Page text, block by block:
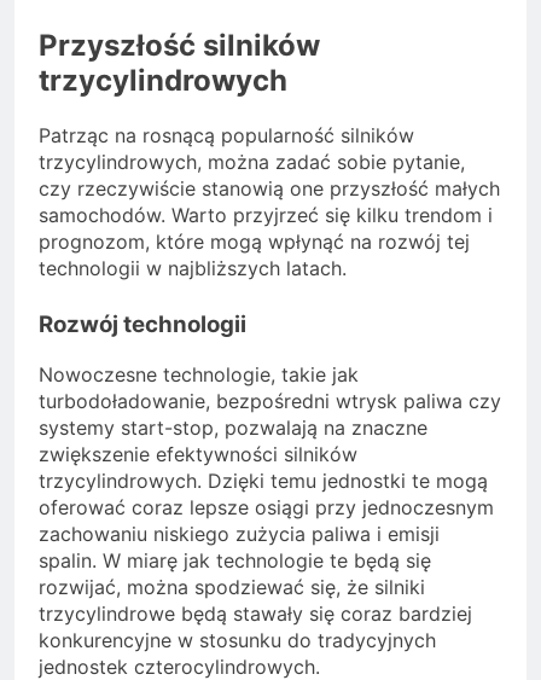
Przyszłość silników
trzycylindrowych
Patrząc na rosnącą popularność silników
trzycylindrowych, można zadać sobie pytanie,
czy rzeczywiście stanowią one przyszłość małych
samochodów. Warto przyjrzeć się kilku trendom i
prognozom, które mogą wpłynąć na rozwój tej
technologii w najbliższych latach.
Rozwój technologii
Nowoczesne technologie, takie jak
turbodoładowanie, bezpośredni wtrysk paliwa czy
systemy start-stop, pozwalają na znaczne
zwiększenie efektywności silników
trzycylindrowych. Dzięki temu jednostki te mogą
oferować coraz lepsze osiągi przy jednoczesnym
zachowaniu niskiego zużycia paliwa i emisji
spalin. W miarę jak technologie te będą się
rozwijać, można spodziewać się, że silniki
trzycylindrowe będą stawały się coraz bardziej
konkurencyjne w stosunku do tradycyjnych
jednostek czterocylindrowych.